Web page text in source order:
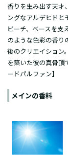
香りを生み出す天才
ングなアルデヒドと
ピーチ、ベースを支
のような色彩の香り
後のクリエイション
を築いた彼の真骨頂
ードパルファン】
メインの香料